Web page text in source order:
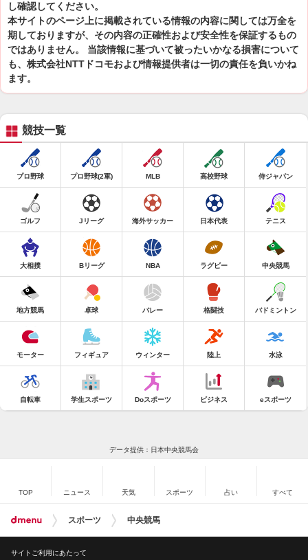
し確認してください。
本サイトのページ上に掲載されている情報の内容に関しては万全を
期しておりますが、その内容の正確性および安全性を保証するもの
ではありません。 当該情報に基づいて被ったいかなる損害について
も、株式会社NTTドコモおよび情報提供者は一切の責任を負いかね
ます。
競技一覧
プロ野球 プロ野球(2軍) MLB 高校野球 侍ジャパン
ゴルフ Jリーグ 海外サッカー 日本代表 テニス
大相撲 Bリーグ NBA ラグビー 中央競馬
地方競馬 卓球 バレー 格闘技 バドミントン
モーター フィギュア ウィンター 陸上 水泳
自転車 学生スポーツ Doスポーツ ビジネス eスポーツ
データ提供：日本中央競馬会
TOP ニュース 天気 スポーツ 占い すべて
スポーツ 中央競馬
サイトご利用にあたって